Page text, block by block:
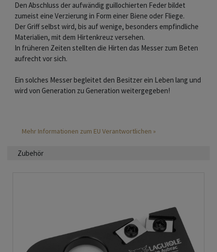
Den Abschluss der aufwändig guillochierten Feder bildet
zumeist eine Verzierung in Form einer Biene oder Fliege.
Der Griff selbst wird, bis auf wenige, besonders empfindliche
Materialien, mit dem Hirtenkreuz versehen.
In früheren Zeiten stellten die Hirten das Messer zum Beten
aufrecht vor sich.
Ein solches Messer begleitet den Besitzer ein Leben lang und
wird von Generation zu Generation weitergegeben!
Mehr Informationen zum EU Verantwortlichen »
Zubehör